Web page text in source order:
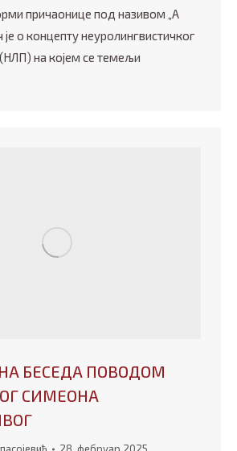
причаонице под називом „А
је о концепту неуролингвистичког
на којем се темељи
БЕСЕДА ПОВОДОМ
СИМЕОНА